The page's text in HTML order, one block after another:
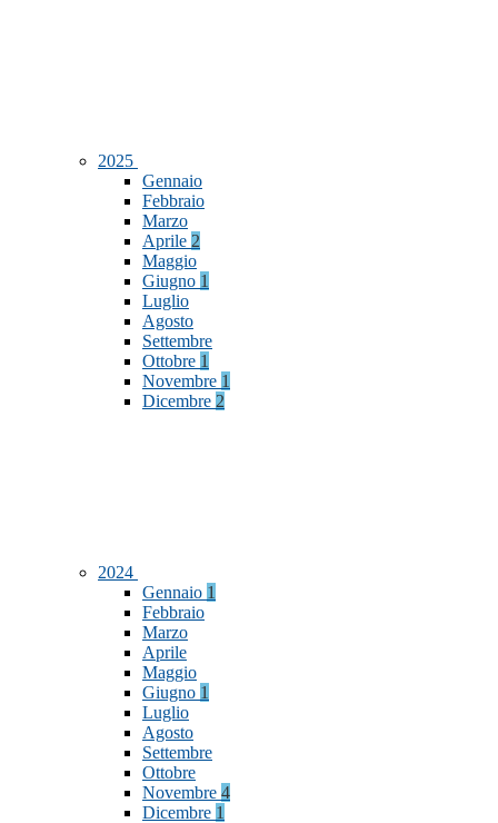
2025
Gennaio
Febbraio
Marzo
Aprile 2
Maggio
Giugno 1
Luglio
Agosto
Settembre
Ottobre 1
Novembre 1
Dicembre 2
2024
Gennaio 1
Febbraio
Marzo
Aprile
Maggio
Giugno 1
Luglio
Agosto
Settembre
Ottobre
Novembre 4
Dicembre 1